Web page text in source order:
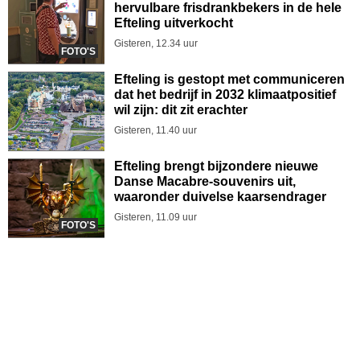
FOTO'S
hervulbare frisdrankbekers in de hele
Efteling uitverkocht
Gisteren, 12.34 uur
Efteling is gestopt met communiceren
dat het bedrijf in 2032 klimaatpositief
wil zijn: dit zit erachter
Gisteren, 11.40 uur
FOTO'S
Efteling brengt bijzondere nieuwe
Danse Macabre-souvenirs uit,
waaronder duivelse kaarsendrager
Gisteren, 11.09 uur